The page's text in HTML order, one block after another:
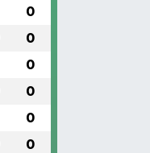
0
0
0
0
0
0